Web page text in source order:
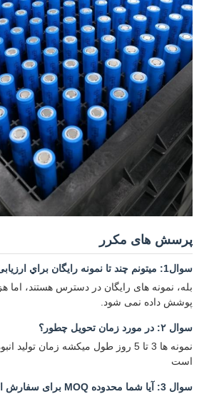
پرسش های مکرر
سوال1: ميتونم چند تا نمونه رایگان براي ارزیابی داشته باشم؟
بله، نمونه های رایگان در دسترس هستند، اما
پوشش داده نمی شود.
سوال ۲: در مورد زمان تحویل چطور؟
است
سوال 3: آیا شما محدوده MOQ برای سفارش انبوه دارید؟